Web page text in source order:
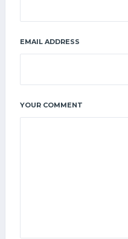
EMAIL ADDRESS
YOUR COMMENT